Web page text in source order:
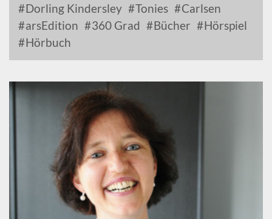
Dorling Kindersley
Tonies
Carlsen
arsEdition
360 Grad Bücher
Hörspiel
Hörbuch